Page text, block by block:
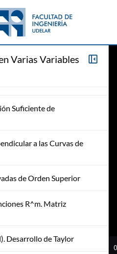
Varias Variables
Definición
Gradiente
Suficiente de
a las Curvas de
de Orden Superior
R^m. Matriz
Desarrollo de Taylor